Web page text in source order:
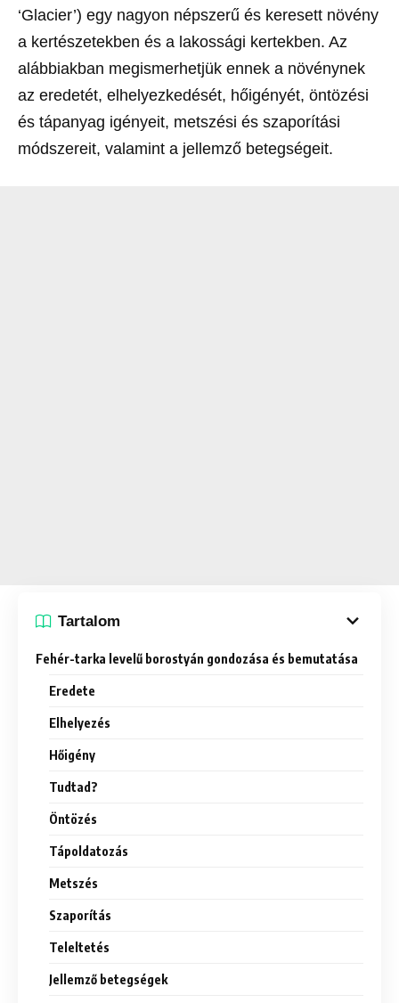
‘Glacier’) egy nagyon népszerű és keresett növény
a kertészetekben és a lakossági kertekben. Az
alábbiakban megismerhetjük ennek a növénynek
az eredetét, elhelyezkedését, hőigényét, öntözési
és tápanyag igényeit, metszési és szaporítási
módszereit, valamint a jellemző betegségeit.
Tartalom
Fehér-tarka levelű borostyán gondozása és bemutatása
Eredete
Elhelyezés
Hőigény
Tudtad?
Öntözés
Tápoldatozás
Metszés
Szaporítás
Teleltetés
Jellemző betegségek